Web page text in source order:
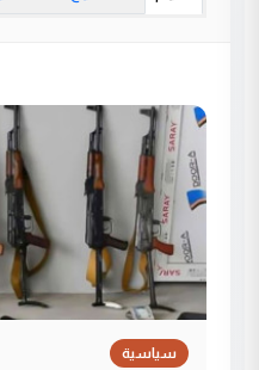
سياسية